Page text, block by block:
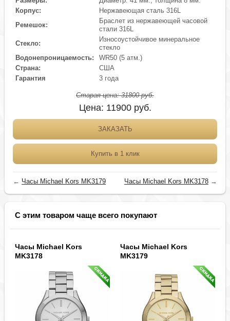
Корпус:
Нержавеющая сталь 316L
Ремешок:
Браслет из нержавеющей часовой
стали 316L
Стекло:
Износоустойчивое минеральное
стекло
Водонепроницаемость:
WR50 (5 атм.)
Страна:
США
Гарантия
3 года
Старая цена:31800руб.
Цена: 11900руб.
ЗАКАЗАТЬ
Купить в 1 клик
← Часы Michael Kors MK3179 Часы Michael Kors MK3178→
С этим товаром чаще всего покупают
Часы Michael Kors
MK3178
Часы Michael Kors
MK3179